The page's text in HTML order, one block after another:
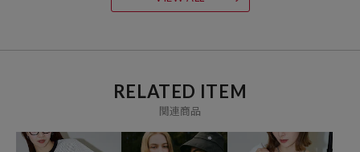
その瞬間を大切に、なりたい自分になれたら。
いま着たいリアルクローズを自由な感性で提案する、
RELATED ITEM
関連商品